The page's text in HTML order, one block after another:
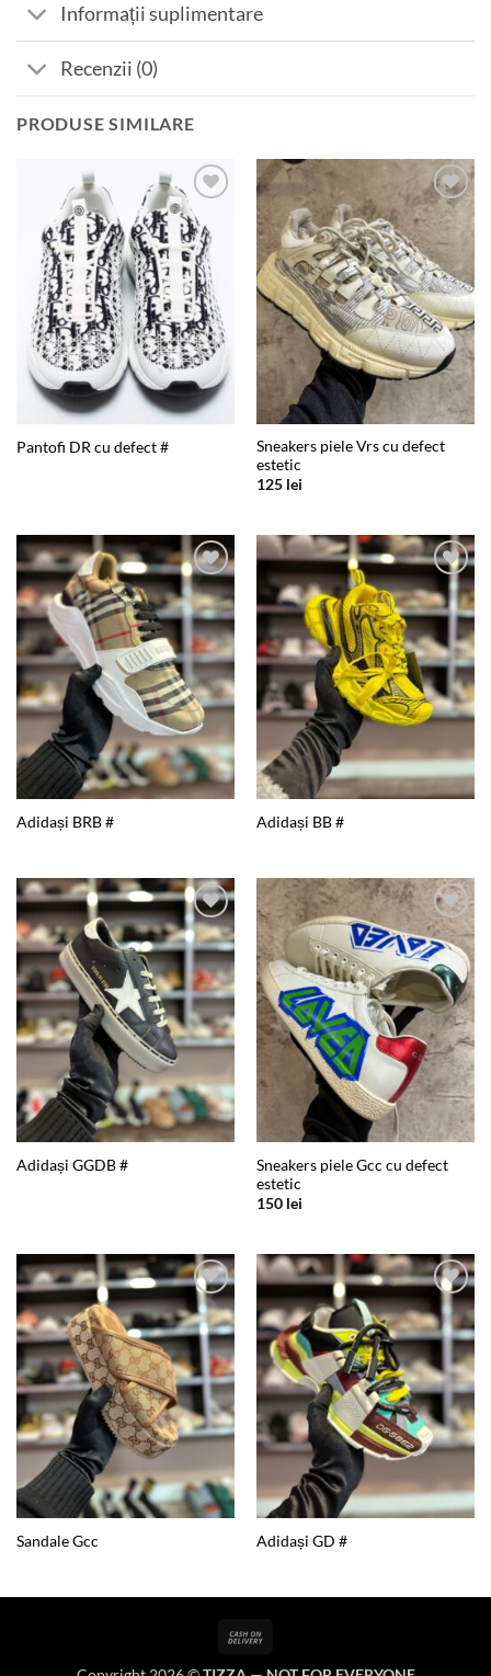
Informații suplimentare
Recenzii (0)
PRODUSE SIMILARE
Add to
wishlist
Pantofi DR cu defect #
Add to
wishlist
Sneakers piele Vrs cu defect
estetic
125 lei
Add to
wishlist
Adidași BRB #
Add to
wishlist
Adidași BB #
Add to
wishlist
Adidași GGDB #
Add to
wishlist
Sneakers piele Gcc cu defect
estetic
150 lei
Add to
wishlist
Sandale Gcc
Add to
wishlist
Adidași GD #